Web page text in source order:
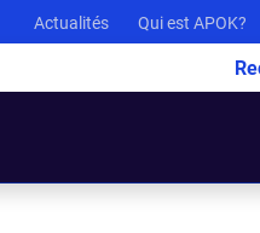
Actualités Qui est APOK?